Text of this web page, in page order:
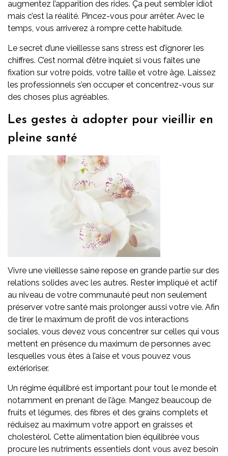
augmentez l’apparition des rides. Ça peut sembler idiot
mais c’est la réalité. Pincez-vous pour arrêter. Avec le
temps, vous arriverez à rompre cette habitude.
Le secret d’une vieillesse sans stress est d’ignorer les
chiffres. C’est normal d’être inquiet si vous faites une
fixation sur votre poids, votre taille et votre âge. Laissez
les professionnels s’en occuper et concentrez-vous sur
des choses plus agréables.
Les gestes à adopter pour vieillir en
pleine santé
Vivre une vieillesse saine repose en grande partie sur des
relations solides avec les autres. Rester impliqué et actif
au niveau de votre communauté peut non seulement
préserver votre santé mais prolonger aussi votre vie. Afin
de tirer le maximum de profit de vos interactions
sociales, vous devez vous concentrer sur celles qui vous
mettent en présence du maximum de personnes avec
lesquelles vous êtes à l’aise et vous pouvez vous
extérioriser.
Un régime équilibré est important pour tout le monde et
notamment en prenant de l’âge. Mangez beaucoup de
fruits et légumes, des fibres et des grains complets et
réduisez au maximum votre apport en graisses et
cholestérol. Cette alimentation bien équilibrée vous
procure les nutriments essentiels dont vous avez besoin